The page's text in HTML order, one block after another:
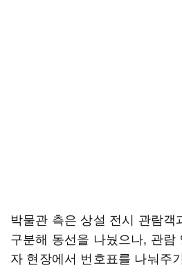
박물관 측은 상설 전시 관람객
구분해 동선을 나눴으나, 관람
자 현장에서 번호표를 나눠주